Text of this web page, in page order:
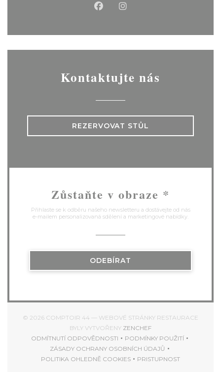
Facebook ((otevře se v
Instagram ((otevře se
Kontaktujte nás
REZERVOVAT STŮL
Zůstaňte v obraze *
Přihlaste se k odběru našeho newsletteru a dostávejte od nás
e-mailem personalizovaná sdělení a marketingové nabídky.
ODEBÍRAT
© 2026 COMPTOIR 44 — WEBOVÉ STRÁNKY RESTAURACE
BYLY VYTVOŘENY ZENCHEF((OTEVŘE SE V NOVÉM
ODMÍTNUTÍ ODPOVĚDNOSTI
((OTEVŘE SE V NOVÉM OKNĚ))
PODMÍNKY POUŽITÍ
((OTEVŘE SE V
ZÁSADY OCHRANY OSOBNÍCH ÚDAJŮ
((OTEVŘE SE V NOVÉM OKNĚ))
POLITIKA OHLEDNĚ COOKIES
((OTEVŘE SE V NOVÉM OKNĚ))
PRISTUPNOST
((OTEVŘE SE V